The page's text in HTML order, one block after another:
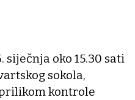
siječnja oko 15.30 sati
sokola,
kontrole